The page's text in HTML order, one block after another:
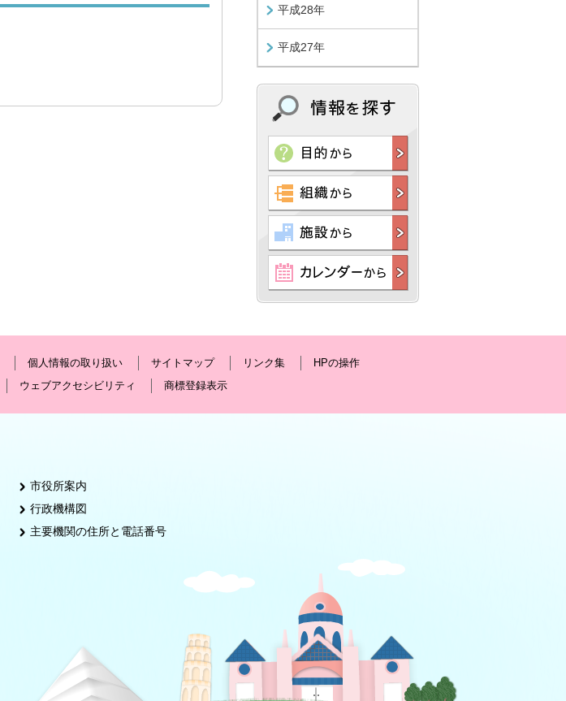
平成28年
平成27年
個人情報の取り扱い サイトマップ リンク集
HPの操作
ウェブアクセシビリティ 商標登録表示
市役所案内
行政機構図
主要機関の住所と電話番号